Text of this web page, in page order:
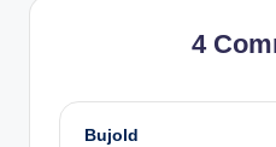
4
Bujold